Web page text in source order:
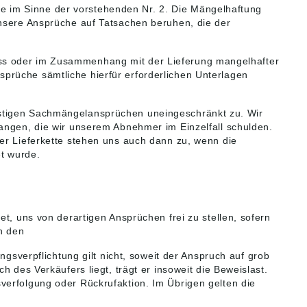
im Sinne der vorstehenden Nr. 2. Die Mängelhaftung
Ansprüche auf Tatsachen beruhen, die der
oder im Zusammenhang mit der Lieferung mangelhafter
sämtliche hierfür erforderlichen Unterlagen
Sachmängelansprüchen uneingeschränkt zu. Wir
die wir unserem Abnehmer im Einzelfall schulden.
Lieferkette stehen uns auch dann zu, wenn die
wurde.
uns von derartigen Ansprüchen frei zu stellen, sofern
den
gilt nicht, soweit der Anspruch auf grob
des Verkäufers liegt, trägt er insoweit die Beweislast.
oder Rückrufaktion. Im Übrigen gelten die